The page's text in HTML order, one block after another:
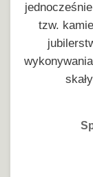
tzw.